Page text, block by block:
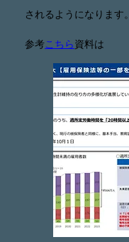
されるようになります。
参考こちら資料は